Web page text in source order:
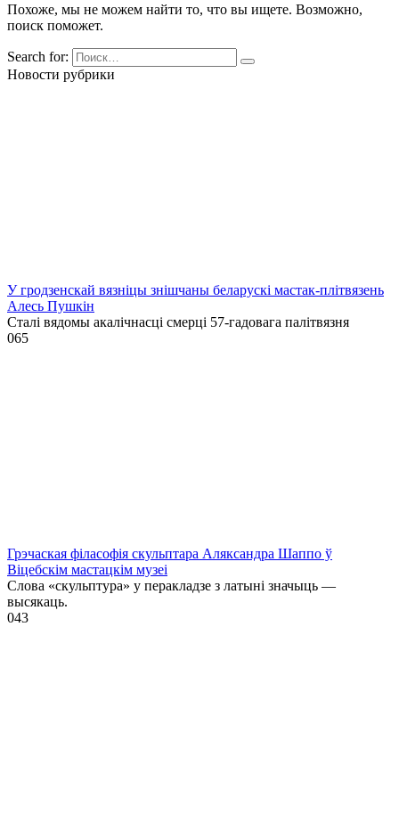
Похоже, мы не можем найти то, что вы ищете. Возможно,
поиск поможет.
Search for:
Новости рубрики
У гродзенскай вязніцы знішчаны беларускі мастак-плітвязень
Алесь Пушкін
Сталі вядомы акалічнасці смерці 57-гадовага палітвязня
065
Грэчаская філасофія скульптара Аляксандра Шаппо ў
Віцебскім мастацкім музеі
Слова «скульптура» у перакладзе з латыні значыць —
высякаць.
043